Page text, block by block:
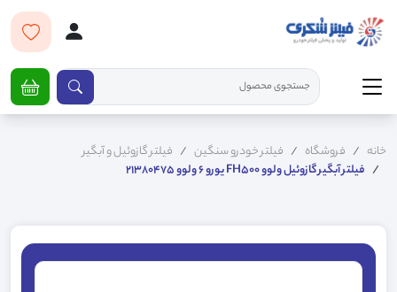
خانه فروشگاه فیلتر خودرو سنگین
فیلتر گازوئیل و آبگیر
فیلتر آبگیر گازوئیل ولوو FH500 یورو 6 ولوو 21380475